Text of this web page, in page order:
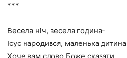
***
Весела ніч, весела година-
Ісус народився, маленька дитина.
Хоче вам слово Боже сказати,